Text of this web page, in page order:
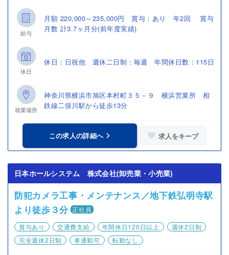
給与
月額 220,000～235,000円 賞与：あり 年2回 賞与
月数 計3.7ヶ月分(前年度実績)
休日
休日：日祝他 週休二日制：毎週 年間休日数：115日
就業場所
神奈川県横浜市旭区本村町３５－９ 横浜営業所 相
鉄線二俣川駅から徒歩13分
この求人の詳細へ 求人をキープ
日本ホールシステム 株式会社(卸売業・小売業)
防犯カメラ工事・メンテナンス／地下鉄弘明寺駅
より徒歩３分 正社員
賞与あり
交通費支給 年間休日120日以上
週休2日制
完全週休2日制
車通勤可 転勤なし